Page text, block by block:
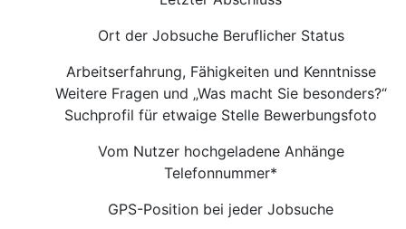
Ort der Jobsuche Beruflicher Status
Arbeitserfahrung, Fähigkeiten und Kenntnisse
Weitere Fragen und „Was macht Sie besonders?“
Suchprofil für etwaige Stelle Bewerbungsfoto
Vom Nutzer hochgeladene Anhänge
Telefonnummer*
GPS-Position bei jeder Jobsuche